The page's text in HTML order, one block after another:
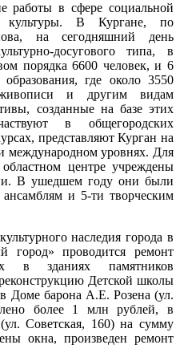
работы в сфере социальной
культуры. В Кургане, по
на сегодняшний день
досугового типа, в
порядка 6600 человек, и 6
где около 3550
и другим видам
созданные на базе этих
в общегородских
представляют Курган на
международном уровнях. Для
центре учреждены
В ушедшем году они были
и 5-ти творческим
наследия города в
город» проводится ремонт
в зданиях памятников
Детской школы
Доме барона А.Е. Розена (ул.
более 1 млн рублей, в
Советская, 160) на сумму
окна, произведен ремонт